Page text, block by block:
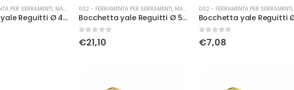
PER SERRAMENTI, MANIGLIERIA
Bocchetta yale Reguitti Ø 45 cromo sat.
002 - FERRAMENTA PER SERRAMENTI, MANIGLIERIA
Bocchetta yale Reguitti Ø 50 cromo
Su 5
€21,10
002 - FERRAMENTA PER SERRAMENTI,
Su 5
€7,08